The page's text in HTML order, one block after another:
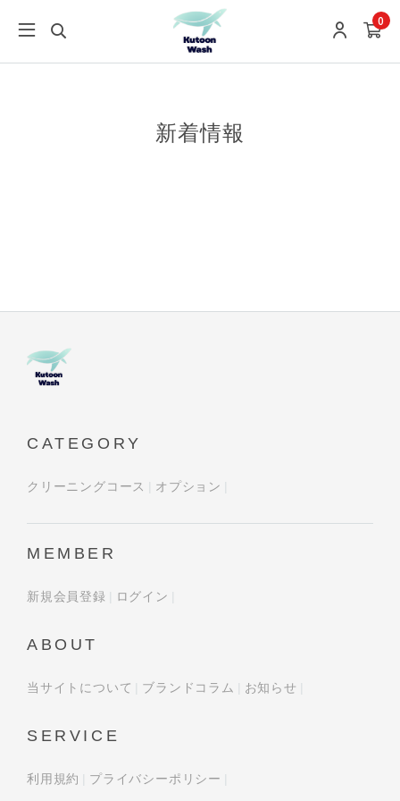
0
新着情報
CATEGORY
クリーニングコース オプション
MEMBER
新規会員登録 ログイン
ABOUT
当サイトについて ブランドコラム お知らせ
SERVICE
利用規約 プライバシーポリシー